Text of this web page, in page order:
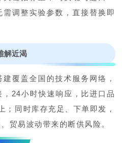
调整实验参数，直接替换即
解近渴
覆盖全国的技术服务网络，
24小时快速响应，比进口品
；同时库存充足、下单即发，
贸易波动带来的断供风险。